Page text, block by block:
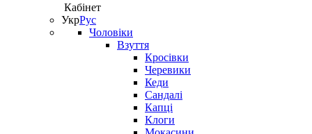
Кабінет
УкрРус
Чоловіки
Взуття
Кросівки
Черевики
Кеди
Сандалі
Капці
Клоги